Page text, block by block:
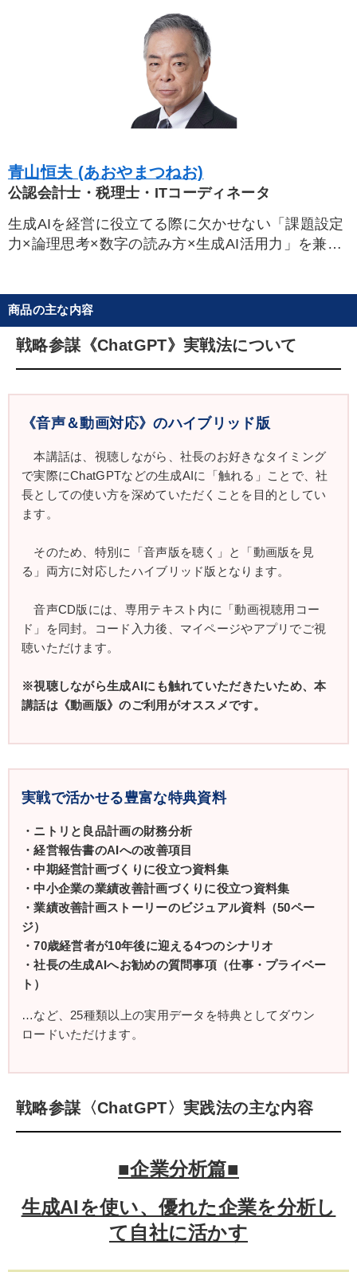
青山恒夫 (あおやまつねお)
公認会計士・税理士・ITコーディネータ
生成AIを経営に役立てる際に欠かせない「課題設定
力×論理思考×数字の読み方×生成AI活用力」を兼ね
毎月行い、最新のアップデート情報を常に押さえつ
つ実務指導を続けている。東京生まれ。横浜国立大
学経営学部会計学科卒業後、中央監査法人を経て青
計監査、税務顧問、株式会社監査役、公益社団法人
ChatGPT、Notion、Excel分析などITツールに精
通。
商品の主な内容
戦略参謀《ChatGPT》実戦法について
《音声＆動画対応》のハイブリッド版
本講話は、視聴しながら、社長のお好きなタイミング
で実際にChatGPTなどの生成AIに「触れる」ことで、社
長としての使い方を深めていただくことを目的としてい
ます。
そのため、特別に「音声版を聴く」と「動画版を見
る」両方に対応したハイブリッド版となります。
音声CD版には、専用テキスト内に「動画視聴用コー
ド」を同封。コード入力後、マイページやアプリでご視
聴いただけます。
※視聴しながら生成AIにも触れていただきたいため、本
講話は《動画版》のご利用がオススメです。
実戦で活かせる豊富な特典資料
・ニトリと良品計画の財務分析
・経営報告書のAIへの改善項目
・中期経営計画づくりに役立つ資料集
・中小企業の業績改善計画づくりに役立つ資料集
・業績改善計画ストーリーのビジュアル資料（50ペー
ジ）
・70歳経営者が10年後に迎える4つのシナリオ
・社長の生成AIへお勧めの質問事項（仕事・プライベー
ト）
…など、25種類以上の実用データを特典としてダウン
ロードいただけます。
戦略参謀〈ChatGPT〉実践法の主な内容
■企業分析篇■
生成AIを使い、優れた企業を分析し
て自社に活かす